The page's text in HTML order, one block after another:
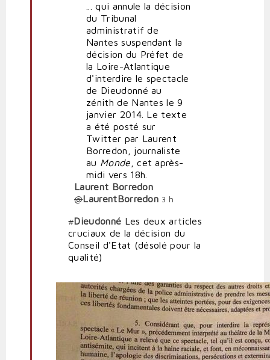
administratif
... qui annule la décision
du Tribunal
administratif de
Nantes suspendant la
décision du Préfet de
la Loire-Atlantique
d'interdire le spectacle
de Dieudonné au
zénith de Nantes le 9
janvier 2014. Le texte
a été posté sur
Twitter par Laurent
Borredon, journaliste
au Monde , cet après-
midi vers 18h.
Laurent Borredon
@LaurentBorredon 3 h
#Dieudonné Les deux articles
cruciaux de la décision du
Conseil d'Etat (désolé pour la
qualité)